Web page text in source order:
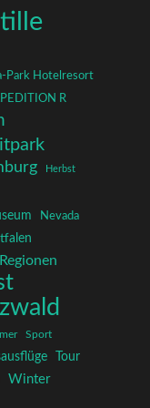
Park Hotelresort
R
Herbst
Nevada
Sport
Tour
Winter